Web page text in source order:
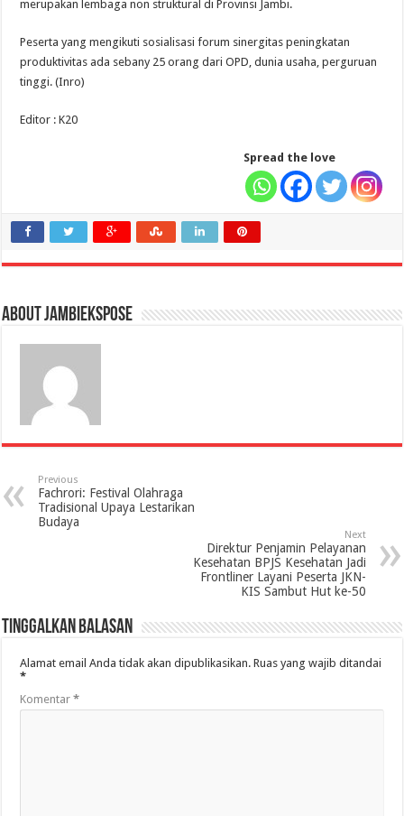
merupakan lembaga non struktural di Provinsi Jambi.
Peserta yang mengikuti sosialisasi forum sinergitas peningkatan
produktivitas ada sebany 25 orang dari OPD, dunia usaha, perguruan
tinggi. (Inro)
Editor : K20
Spread the love
About jambiekspose
Previous
Fachrori: Festival Olahraga
Tradisional Upaya Lestarikan
Budaya
Next
Direktur Penjamin Pelayanan
Kesehatan BPJS Kesehatan Jadi
Frontliner Layani Peserta JKN-
KIS Sambut Hut ke-50
Tinggalkan Balasan
Alamat email Anda tidak akan dipublikasikan. Ruas yang wajib ditandai
*
Komentar*